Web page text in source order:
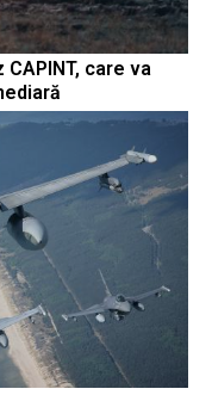
care va